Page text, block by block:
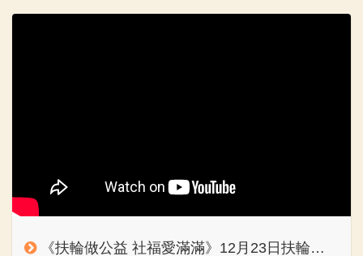
《扶輪做公益 社福愛滿滿》12月23日扶輪公益園遊會